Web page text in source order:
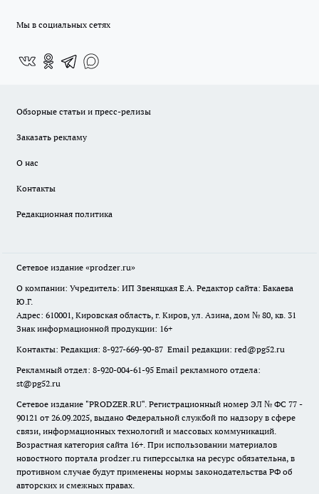
Мы в социальных сетях
Обзорные статьи и пресс-релизы
Заказать рекламу
О нас
Контакты
Редакционная политика
Сетевое издание «prodzer.ru»
О компании: Учредитель: ИП Звеняцкая Е.А. Редактор сайта: Бакаева
Ю.Г.
Адрес: 610001, Кировская область, г. Киров, ул. Азина, дом № 80, кв. 31
Знак информационной продукции: 16+
Контакты: Редакция: 8-927-669-90-87 Email редакции: red@pg52.ru
Рекламный отдел: 8-920-004-61-95 Email рекламного отдела:
st@pg52.ru
Сетевое издание "PRODZER.RU". Регистрационный номер ЭЛ № ФС 77 -
90121 от 26.09.2025, выдано Федеральной службой по надзору в сфере
связи, информационных технологий и массовых коммуникаций.
Возрастная категория сайта 16+. При использовании материалов
новостного портала prodzer.ru гиперссылка на ресурс обязательна, в
противном случае будут применены нормы законодательства РФ об
авторских и смежных правах.